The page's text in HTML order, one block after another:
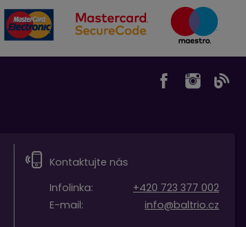
Kontaktujte nás
Infolinka:
+420 723 377 002
E-mail:
info@baltrio.cz